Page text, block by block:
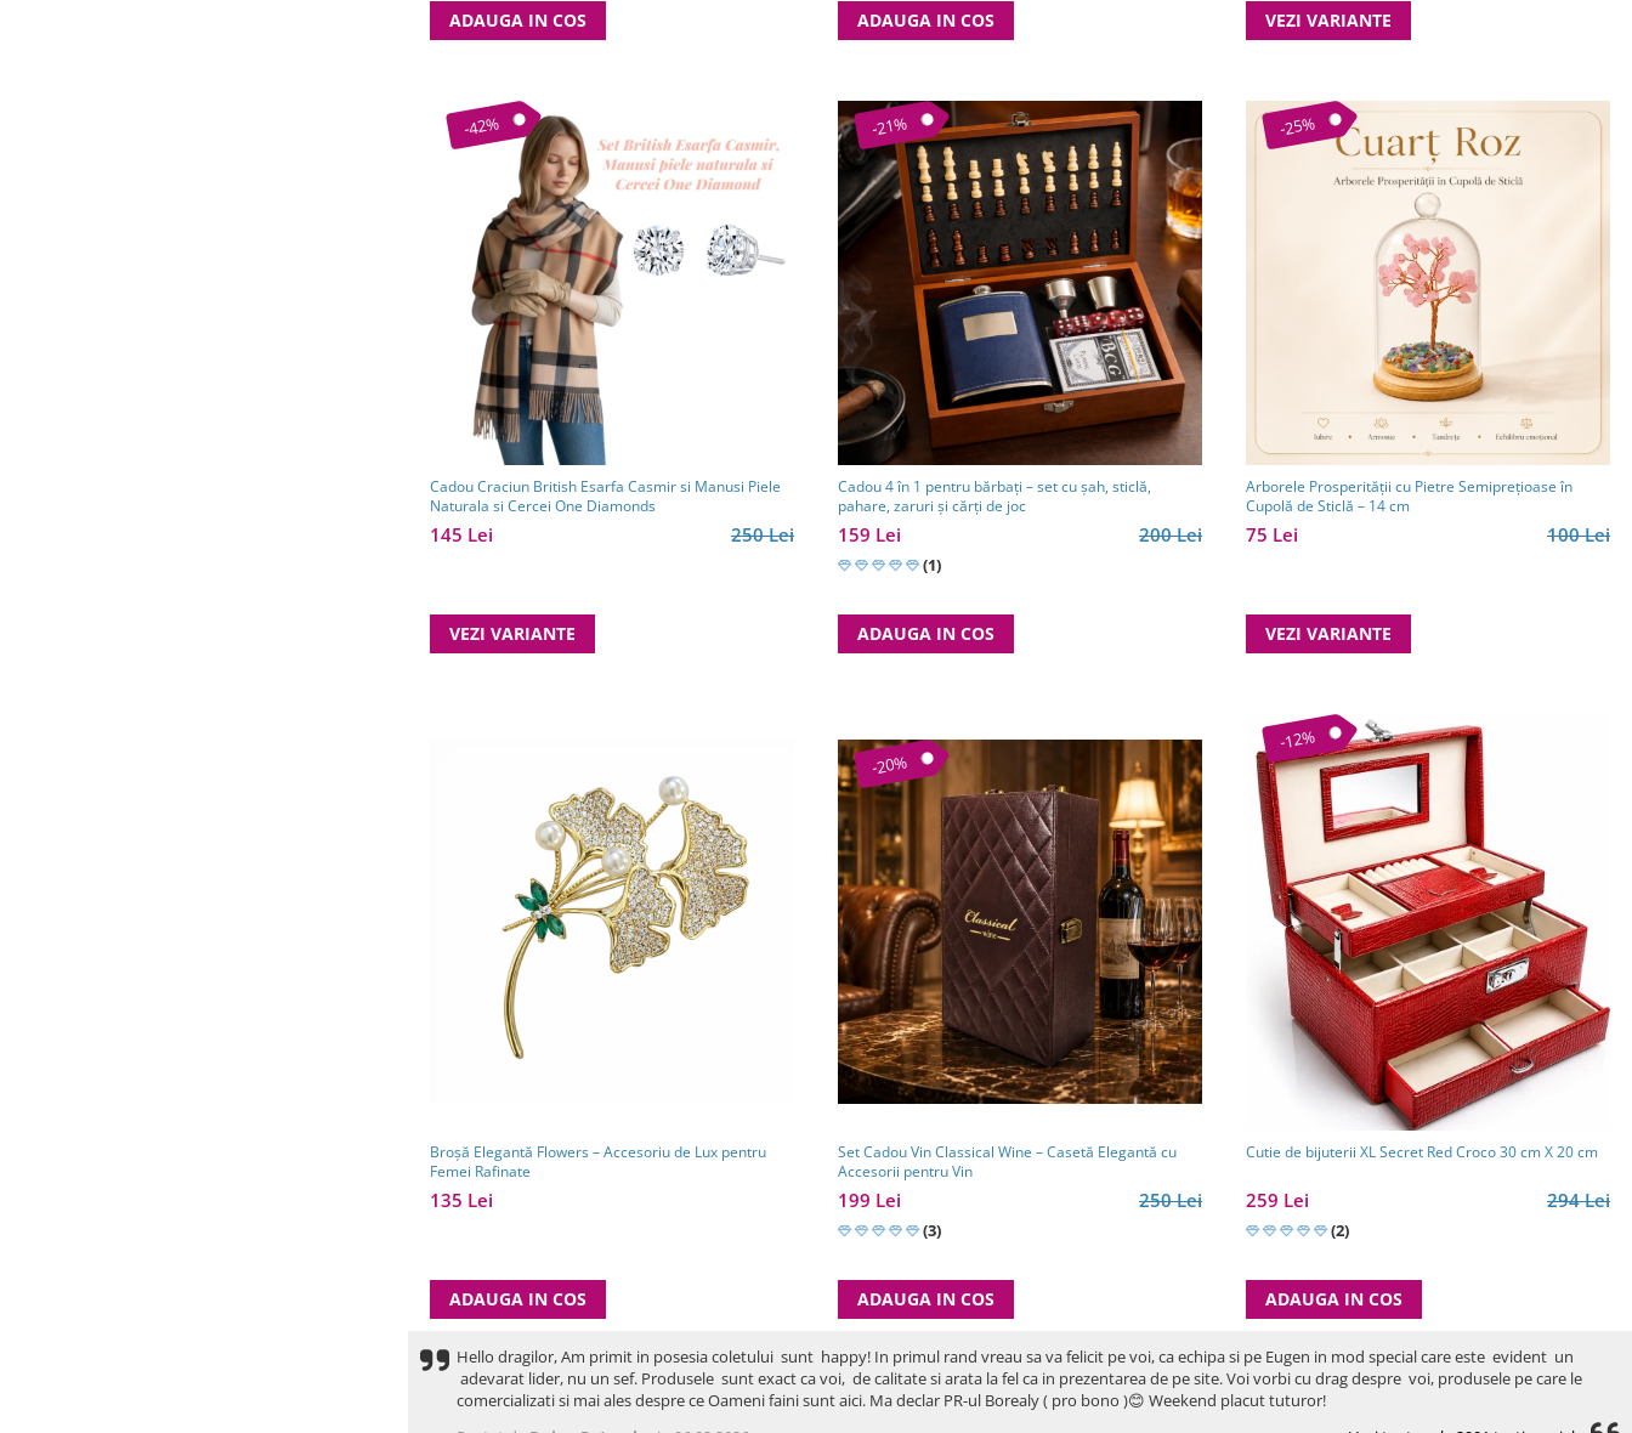
ADAUGA IN COS ADAUGA IN COS VEZI VARIANTE
-42%
Cadou Craciun British Esarfa Casmir si Manusi Piele
Naturala si Cercei One Diamonds
250 Lei
145 Lei
VEZI VARIANTE
-21%
Cadou 4 în 1 pentru bărbați – set cu șah, sticlă,
pahare, zaruri și cărți de joc
200 Lei
159 Lei
(1)
ADAUGA IN COS
-25%
Arborele Prosperității cu Pietre Semiprețioase în
Cupolă de Sticlă – 14 cm
100 Lei
75 Lei
VEZI VARIANTE
Broșă Elegantă Flowers – Accesoriu de Lux pentru
Femei Rafinate
135 Lei
ADAUGA IN COS
-20%
Set Cadou Vin Classical Wine – Casetă Elegantă cu
Accesorii pentru Vin
250 Lei
199 Lei
(3)
ADAUGA IN COS
-12%
Cutie de bijuterii XL Secret Red Croco 30 cm X 20 cm
294 Lei
259 Lei
(2)
ADAUGA IN COS
Hello dragilor, Am primit in posesia coletului sunt happy! In primul rand vreau sa va felicit pe voi, ca echipa si pe Eugen in mod special care este evident un
adevarat lider, nu un sef. Produsele sunt exact ca voi, de calitate si arata la fel ca in prezentarea de pe site. Voi vorbi cu drag despre voi, produsele pe care le
comercializati si mai ales despre ce Oameni faini sunt aici. Ma declar PR-ul Borealy ( pro bono )😊 Weekend placut tuturor!